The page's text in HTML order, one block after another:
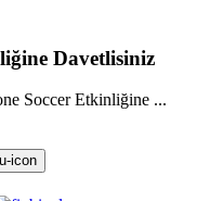
Davetlisiniz
Soccer Etkinliğine ...